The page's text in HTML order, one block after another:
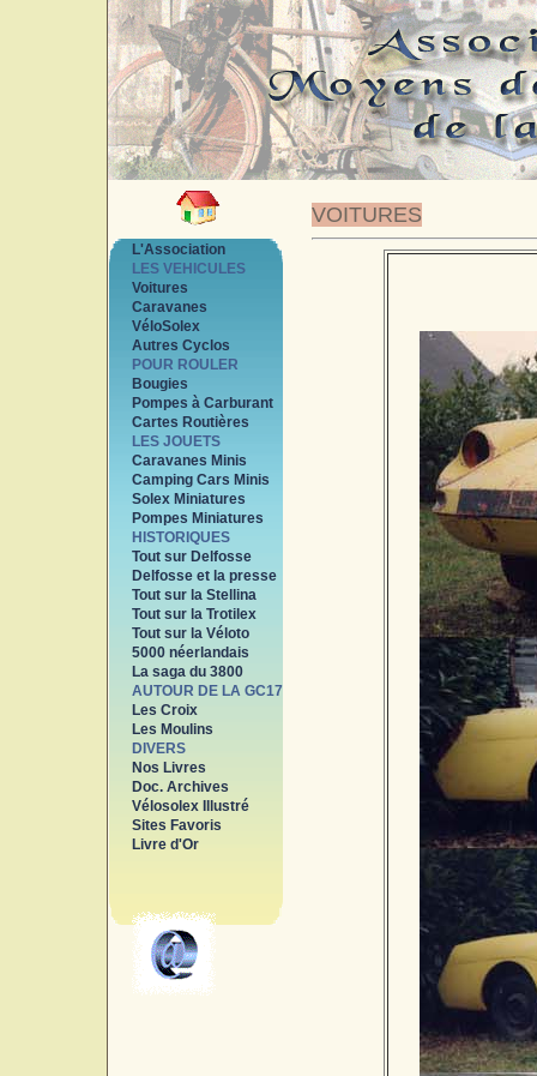
VOITURES
L'Association
LES VEHICULES
Voitures
Caravanes
VéloSolex
Autres Cyclos
POUR ROULER
Bougies
Pompes à Carburant
Cartes Routières
LES JOUETS
Caravanes Minis
Camping Cars Minis
Solex Miniatures
Pompes Miniatures
HISTORIQUES
Tout sur Delfosse
Delfosse et la presse
Tout sur la Stellina
Tout sur la Trotilex
Tout sur la Véloto
5000 néerlandais
La saga du 3800
AUTOUR DE LA GC17
Les Croix
Les Moulins
DIVERS
Nos Livres
Doc. Archives
Vélosolex Illustré
Sites Favoris
Livre d'Or